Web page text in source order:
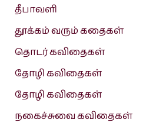
தீபாவளி
தூக்கம் வரும் கதைகள்
தொடர் கவிதைகள்
தோழி கவிதைகள்
தோழி கவிதைகள்
நகைச்சுவை கவிதைகள்